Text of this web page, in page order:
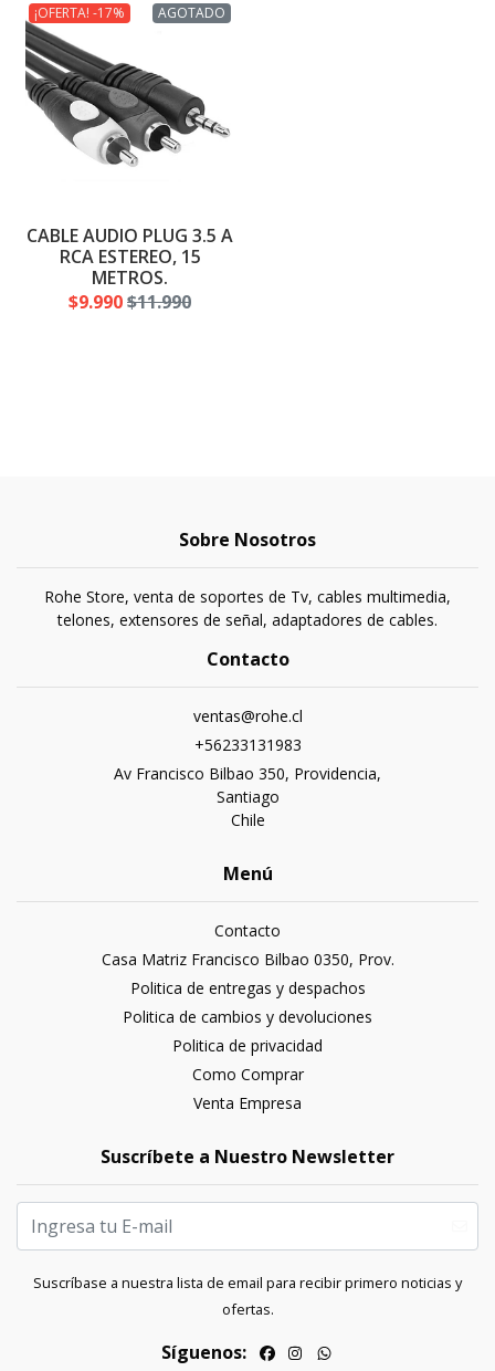
AGOTADO
¡OFERTA! -17%
CABLE AUDIO PLUG 3.5 A
RCA ESTEREO, 15
METROS.
$9.990$11.990
Sobre Nosotros
Rohe Store, venta de soportes de Tv, cables multimedia,
telones, extensores de señal, adaptadores de cables.
Contacto
ventas@rohe.cl
+56233131983
Av Francisco Bilbao 350, Providencia,
Santiago
Chile
Menú
Contacto
Casa Matriz Francisco Bilbao 0350, Prov.
Politica de entregas y despachos
Politica de cambios y devoluciones
Politica de privacidad
Como Comprar
Venta Empresa
Suscríbete a Nuestro Newsletter
Suscríbase a nuestra lista de email para recibir primero noticias y
ofertas.
Síguenos: